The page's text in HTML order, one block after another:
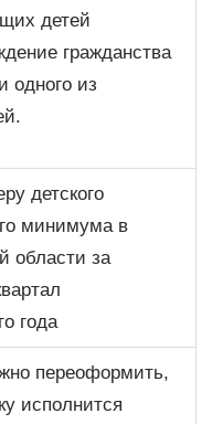
детей
гражданства
одного из
детского
минимума в
области за
года
переоформить,
исполнится